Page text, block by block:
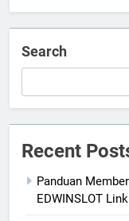
Search
Recent
Panduan
EDWINSLOT